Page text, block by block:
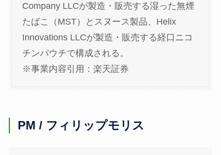
Company LLCが製造・販売する湿った無煙
たばこ（MST）とスヌース製品、Helix
Innovations LLCが製造・販売する経口ニコ
チンパウチで構成される。
※事業内容引用：楽天証券
PM / フィリップモリス